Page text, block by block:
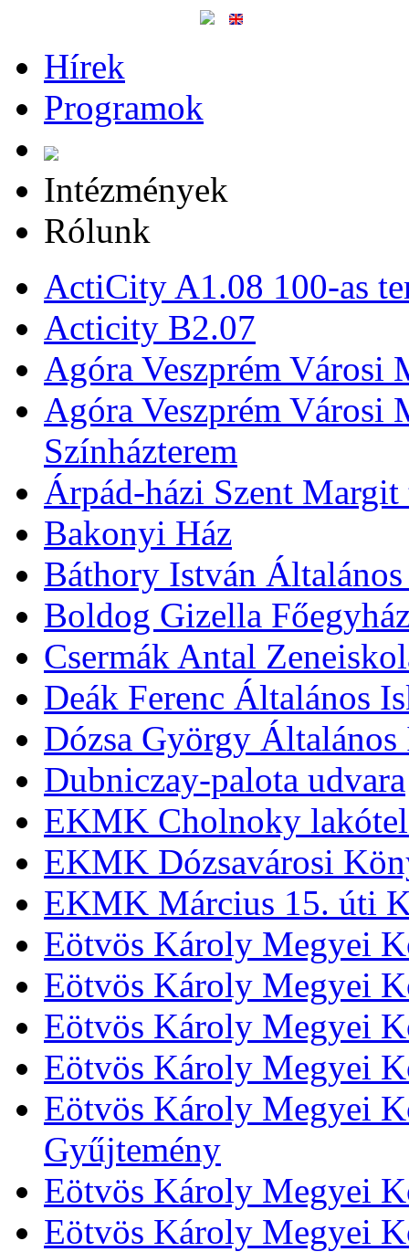
Hírek
Programok
Intézmények
Rólunk
ActiCity A1.08 100-as
Acticity B2.07
Agóra Veszprém Városi
Agóra Veszprém Városi
Színházterem
Árpád-házi Szent
Bakonyi Ház
Báthory István
Boldog Gizella
Csermák Antal
Deák Ferenc Általános
Dózsa György Általános
Dubniczay-palota udvara
EKMK Cholnoky
EKMK Dózsavárosi
EKMK Március 15. úti
Eötvös Károly Megyei
Eötvös Károly Megyei
Eötvös Károly Megyei
Eötvös Károly Megyei
Eötvös Károly Megyei
Gyűjtemény
Eötvös Károly Megyei
Eötvös Károly Megyei